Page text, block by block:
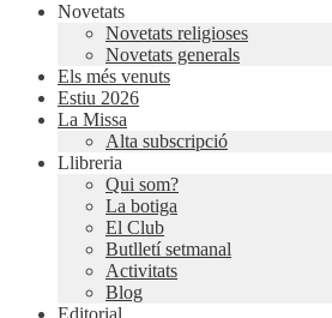
Novetats
Novetats religioses
Novetats generals
Els més venuts
Estiu 2026
La Missa
Alta subscripció
Llibreria
Qui som?
La botiga
El Club
Butlletí setmanal
Activitats
Blog
Editorial